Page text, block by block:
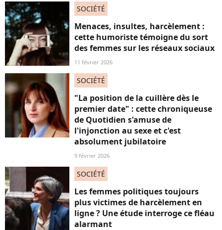
SOCIÉTÉ
Menaces, insultes, harcèlement :
cette humoriste témoigne du sort
des femmes sur les réseaux sociaux
11 février 2026
SOCIÉTÉ
"La position de la cuillère dès le
premier date" : cette chroniqueuse
de Quotidien s'amuse de
l'injonction au sexe et c'est
absolument jubilatoire
9 février 2026
SOCIÉTÉ
Les femmes politiques toujours
plus victimes de harcèlement en
ligne ? Une étude interroge ce fléau
alarmant